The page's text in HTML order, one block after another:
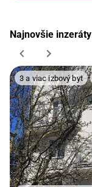
Najnovšie inzeráty
3 a viac izbový byt